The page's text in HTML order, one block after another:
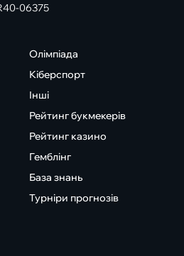
06375
Олімпіада
Кіберспорт
Інші
Рейтинг букмекерів
Рейтинг казино
Гемблінг
База знань
Турніри прогнозів